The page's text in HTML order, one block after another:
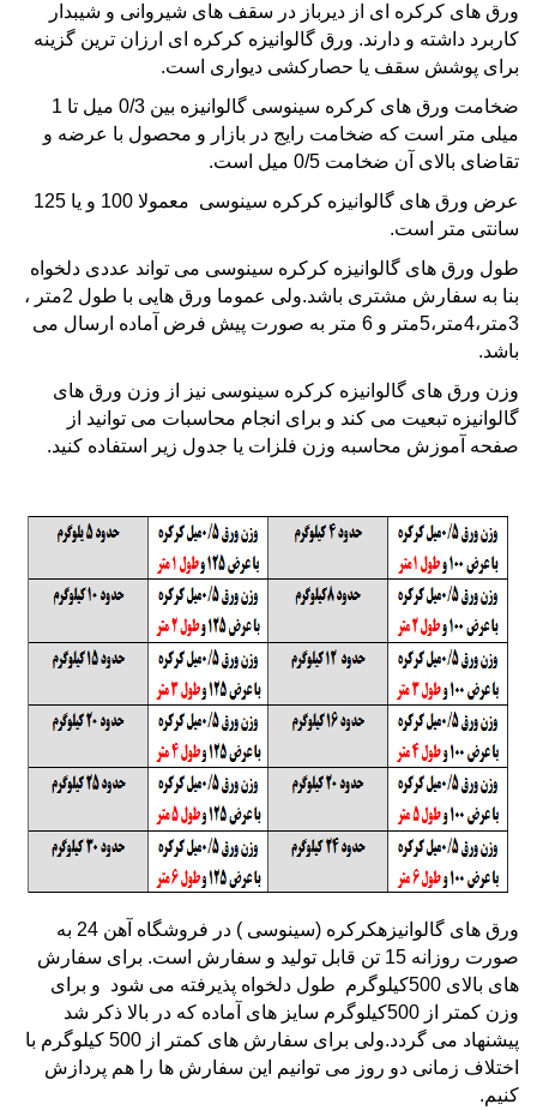
ورق های کرکره ای از دیرباز در سقف های شیروانی و شیبدار
کاربرد داشته و دارند. ورق گالوانیزه کرکره ای ارزان ترین گزینه
برای پوشش سقف یا حصارکشی دیواری است.
ضخامت ورق های کرکره سینوسی گالوانیزه
بین 0/3 میل تا 1
میلی متر است که ضخامت رایج در بازار و محصول با عرضه و
تقاضای بالای آن ضخامت 0/5 میل است.
عرض ورق های گالوانیزه کرکره سینوسی
معمولا 100 و یا 125
سانتی متر است.
طول ورق های گالوانیزه کرکره سینوسی می تواند عددی دلخواه
بنا به سفارش مشتری باشد.ولی عموما ورق هایی با طول 2متر ،
3متر،4متر،5متر و 6 متر به صورت پیش فرض آماده ارسال می
باشد.
وزن ورق های گالوانیزه کرکره سینوسی نیز از وزن ورق های
گالوانیزه تبعیت می کند و برای انجام محاسبات می توانید از
صفحه آموزش محاسبه وزن فلزات یا جدول زیر استفاده کنید.
ورق های گالوانیزهکرکره
(سینوسی ) در فروشگاه آهن 24 به
صورت روزانه 15 تن قابل تولید و سفارش است. برای سفارش
های بالای 500کیلوگرم طول دلخواه پذیرفته می شود و برای
وزن کمتر از 500کیلوگرم سایز های آماده که در بالا ذکر شد
پیشنهاد می گردد.ولی برای سفارش های کمتر از 500 کیلوگرم با
اختلاف زمانی دو روز می توانیم این سفارش ها را هم پردازش
کنیم.